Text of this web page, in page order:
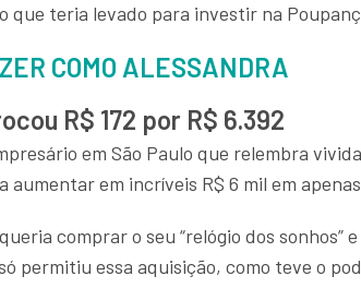
que teria levado para investir na
COMO ALESSANDRA
R$ 172 por R$ 6.392
em São Paulo que relembra
aumentar em incríveis R$ 6 mil em apenas
comprar o seu “relógio dos sonhos” e
permitiu essa aquisição, como teve o